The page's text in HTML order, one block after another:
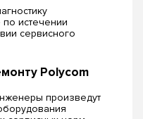
истечении
сервисного
Polycom
произведут